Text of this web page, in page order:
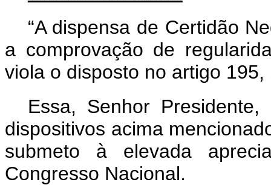
“A dispensa de Certidão
a comprovação de
viola o disposto no artigo
Essa, Senhor
dispositivos acima
submeto à elevada
Congresso Nacional.